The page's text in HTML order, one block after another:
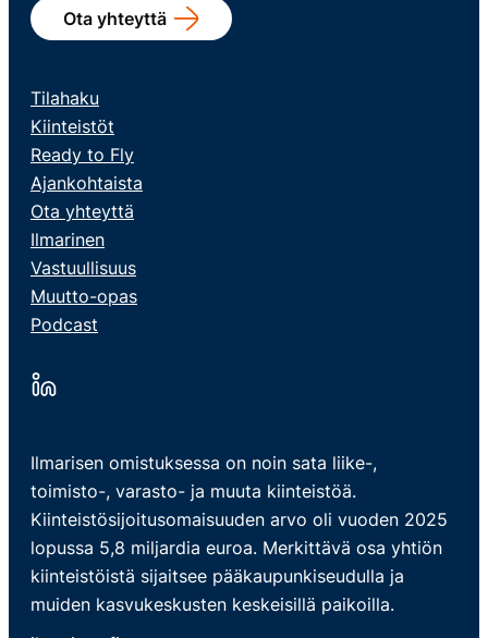
Ota yhteyttä
Tilahaku
Kiinteistöt
Ready to Fly
Ajankohtaista
Ota yhteyttä
Ilmarinen
Vastuullisuus
Muutto-opas
Podcast
Ilmarisen omistuksessa on noin sata liike-,
toimisto-, varasto- ja muuta kiinteistöä.
Kiinteistösijoitusomaisuuden arvo oli vuoden 2025
lopussa 5,8 miljardia euroa. Merkittävä osa yhtiön
kiinteistöistä sijaitsee pääkaupunkiseudulla ja
muiden kasvukeskusten keskeisillä paikoilla.